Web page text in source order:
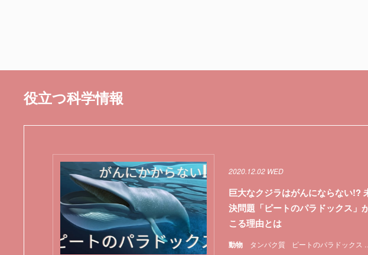
役立つ科学情報
動物 タンパク質 ピートのパラドックス
2020.12.02 WED
巨大なクジラはがんにならない!?
決問題「ピートのパラドックス」
こる理由とは